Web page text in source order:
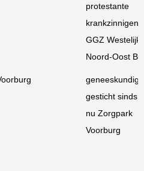
protestante
krankzinnigen,
GGZ Westelijk
Noord-Oost
geneeskundig
gesticht sinds
nu Zorgpark
Voorburg